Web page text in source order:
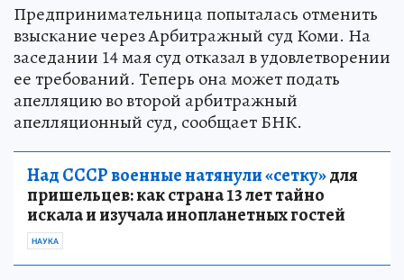
Предпринимательница попыталась отменить
взыскание через Арбитражный суд Коми. На
заседании 14 мая суд отказал в удовлетворении
ее требований. Теперь она может подать
апелляцию во второй арбитражный
апелляционный суд, сообщает БНК.
Над СССР военные натянули «сетку»для
пришельцев: как страна 13 лет тайно
искала и изучала инопланетных гостей
НАУКА